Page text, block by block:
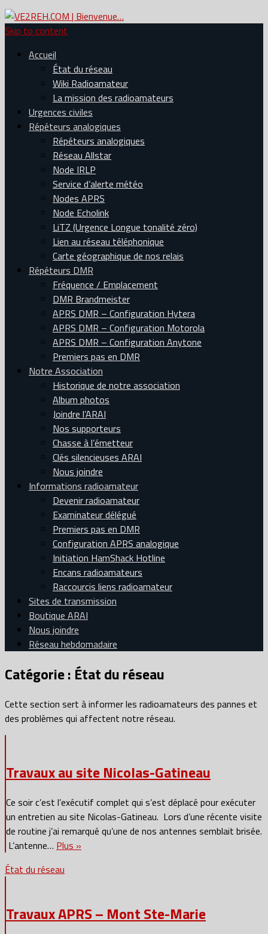
Skip to content
Accueil
État du réseau
Wiki Radioamateur
La mission des radioamateurs
Urgences civiles
Répéteurs analogiques
Répéteurs analogiques
Réseau Allstar
Node IRLP
Service d’alerte météo
Nodes APRS
Node Echolink
LiTZ (Urgence Longue tonalité zéro)
Lien au réseau téléphonique
Carte géographique de nos relais
Répéteurs DMR
Fréquence / Emplacement
DMR Brandmeister
APRS DMR – Configuration Hytera
APRS DMR – Configuration Motorola
APRS DMR – Configuration Anytone
Premiers pas en DMR
Notre Association
Historique de notre association
Album photos
Joindre l’ARAI
Nos supporteurs
Chasse à l’émetteur
Clés silencieuses ARAI
Nous joindre
Informations radioamateur
Devenir radioamateur
Examinateur délégué
Premiers pas en DMR
Configuration APRS analogique
Initiation HamShack Hotline
Encans radioamateurs
Raccourcis liens radioamateur
Sites de transmission
Boutique ARAI
Nous joindre
Réseau hebdomadaire
Catégorie : État du réseau
Cette section sert à informer les radioamateurs des pannes et
des problèmes qui affectent notre réseau.
Travaux au site Nicolas-Gatineau
Ce soir c’est l’exécutif complet qui s’est déplacé pour exécuter
un entretien au site Nicolas-Gatineau. Lors d’une récente visite
de routine j’ai remarqué qu’une de nos antennes semblait brisée.
L’antenne… Plus »
État du réseau
Travaux APRS – Mont Ste-Marie